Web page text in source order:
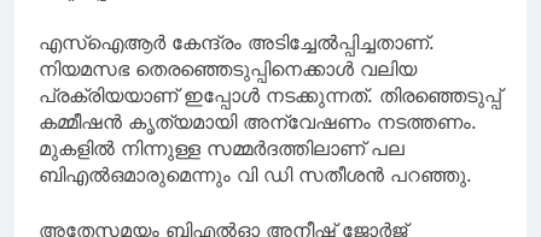
എസ്ഐആർ കേന്ദ്രം അടിച്ചേൽപ്പിച്ചതാണ്.
നിയമസഭ തെരഞ്ഞെടുപ്പിനെക്കാൾ വലിയ
പ്രക്രിയയാണ് ഇപ്പോൾ നടക്കുന്നത്. തിരഞ്ഞെടുപ്പ്
കമ്മീഷൻ കൃത്യമായി അന്വേഷണം നടത്തണം.
മുകളിൽ നിന്നുള്ള സമ്മർദത്തിലാണ് പല
ബിഎൽഒമാരുമെന്നും വി ഡി സതീശൻ പറഞ്ഞു.
അതേസമയം ബിഎൽഓ അനീഷ് ജോർജ്